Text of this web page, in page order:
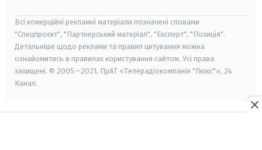
Всі комерційні рекламні матеріали позначені словами
"Спецпроєкт", "Партнерський матеріал", "Експерт", "Позиція".
Детальніше щодо реклами та правил цитування можна
ознайомитись в правилах користування сайтом. Усі права
захищені. © 2005—2021, ПрАТ «Телерадіокомпанія "Люкс"», 24
Канал.